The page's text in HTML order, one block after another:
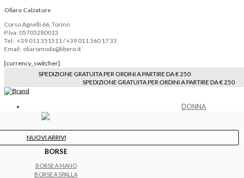
Oliaro Calzature
Corso Agnelli 66, Torino
P.Iva: 05705280013
Tel: +39 011 351511 / +39 011 360 17 33
Email: oliaromoda@libero.it
[currency_switcher]
SPEDIZIONE GRATUITA PER ORDINI A PARTIRE DA € 250
SPEDIZIONE GRATUITA PER ORDINI A PARTIRE DA € 250
DONNA
NUOVI ARRIVI
BORSE
BORSE A MANO
BORSE A SPALLA